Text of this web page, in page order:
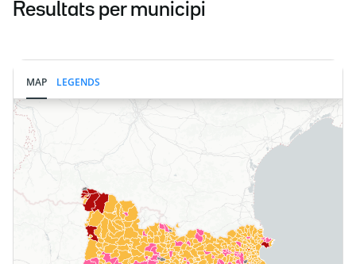
Resultats per municipi